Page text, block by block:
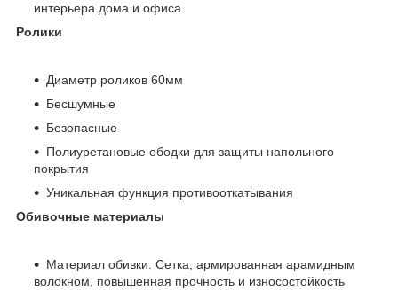
интерьера дома и офиса.
Ролики
Диаметр роликов 60мм
Бесшумные
Безопасные
Полиуретановые ободки для защиты напольного
покрытия
Уникальная функция противооткатывания
Обивочные материалы
Материал обивки: Сетка, армированная арамидным
волокном, повышенная прочность и износостойкость